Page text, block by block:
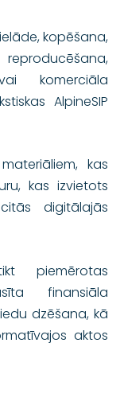
kopēšana,
komerciāla
AlpineSIP
kas
kas izvietots
digitālajās
piemērotas
finansiāla
dzēšana, kā
aktos